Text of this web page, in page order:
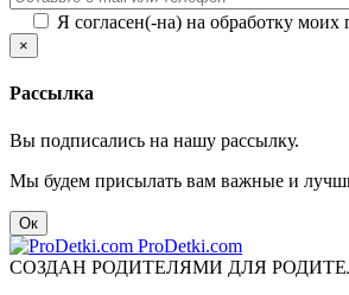
Я согласен(-на) на обработку
×
Рассылка
Вы подписались на нашу рассылку.
Мы будем присылать вам важные и
Ок
ProDetki.com
СОЗДАН РОДИТЕЛЯМИ ДЛЯ